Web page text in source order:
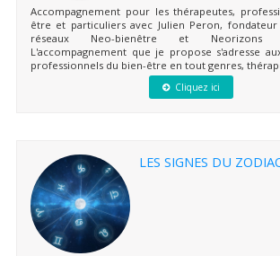
Accompagnement pour les thérapeutes,
être et particuliers avec Julien Peron,
réseaux Neo-bienêtre et Neorizons
L'accompagnement que je propose s'adresse
professionnels du bien-être en tout genres,
Cliquez ici
LES SIGNES DU